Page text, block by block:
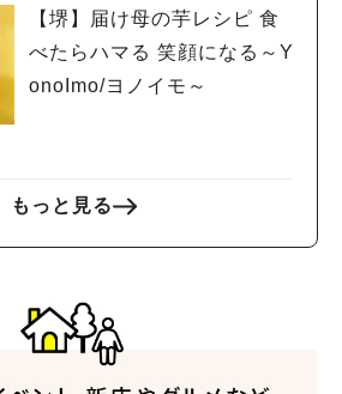
【堺】届け母の芋レシピ 食
べたらハマる 笑顔になる～Y
onoImo/ヨノイモ～
もっと見る